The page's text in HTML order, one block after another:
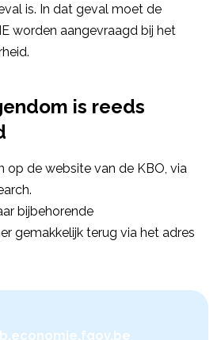
is. In dat geval moet de
worden aangevraagd bij het
is reeds
op de website van de KBO, via
bijbehorende
gemakkelijk terug via het adres